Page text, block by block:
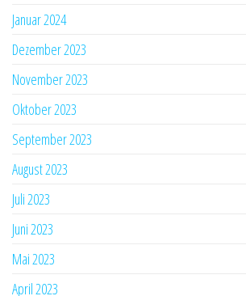
Januar 2024
Dezember 2023
November 2023
Oktober 2023
September 2023
August 2023
Juli 2023
Juni 2023
Mai 2023
April 2023